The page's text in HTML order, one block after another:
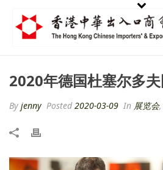
2020年德国杜塞尔多
By jenny Posted2020-03-09 In 展览会,